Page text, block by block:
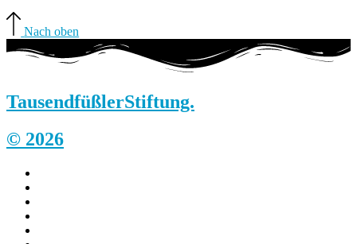
Nach oben
TausendfüßlerStiftung.
© 2026